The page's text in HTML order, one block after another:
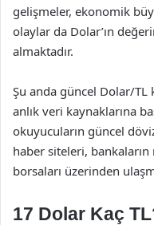
gelişmeler, ekonomik
olaylar da Dolar’ın
almaktadır.
Şu anda güncel Dolar/
anlık veri kaynaklarına
okuyucuların güncel
haber siteleri,
borsaları üzerinden
17 Dolar Kaç